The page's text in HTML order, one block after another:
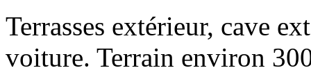
Terrasses extérieur, cave
voiture. Terrain environ